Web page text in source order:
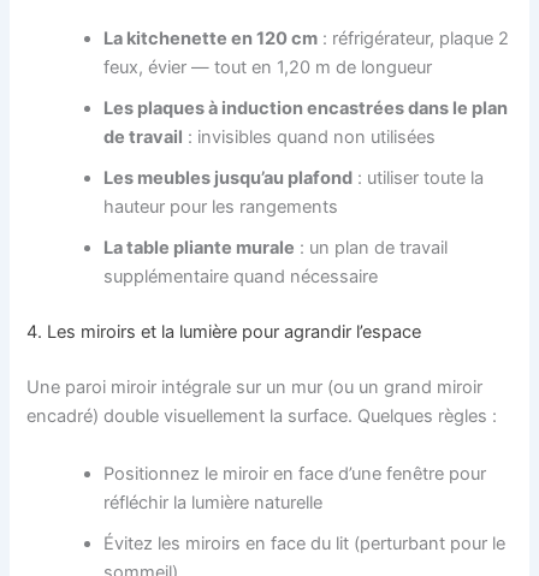
La kitchenette en 120 cm : réfrigérateur, plaque 2
feux, évier — tout en 1,20 m de longueur
Les plaques à induction encastrées dans le plan
de travail : invisibles quand non utilisées
Les meubles jusqu’au plafond : utiliser toute la
hauteur pour les rangements
La table pliante murale : un plan de travail
supplémentaire quand nécessaire
4. Les miroirs et la lumière pour agrandir l’espace
Une paroi miroir intégrale sur un mur (ou un grand miroir
encadré) double visuellement la surface. Quelques règles :
Positionnez le miroir en face d’une fenêtre pour
réfléchir la lumière naturelle
Évitez les miroirs en face du lit (perturbant pour le